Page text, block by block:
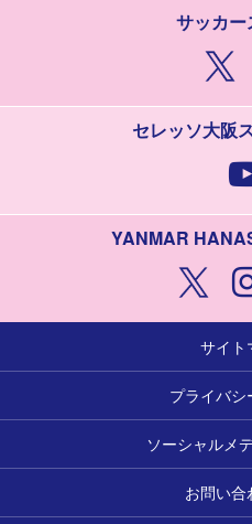
サッカ
セレッソ大阪
YANMAR
サイト
プライバシ
ソーシャルメ
お問い合